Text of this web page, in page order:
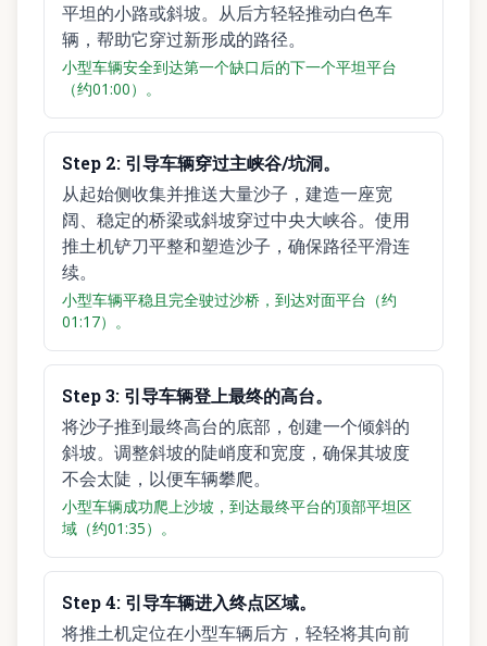
平坦的小路或斜坡。从后方轻轻推动白色车
辆，帮助它穿过新形成的路径。
小型车辆安全到达第一个缺口后的下一个平坦平台
（约01:00）。
Step 2: 引导车辆穿过主峡谷/坑洞。
从起始侧收集并推送大量沙子，建造一座宽
阔、稳定的桥梁或斜坡穿过中央大峡谷。使用
推土机铲刀平整和塑造沙子，确保路径平滑连
续。
小型车辆平稳且完全驶过沙桥，到达对面平台（约
01:17）。
Step3: 引导车辆登上最终的高台。
将沙子推到最终高台的底部，创建一个倾斜的
斜坡。调整斜坡的陡峭度和宽度，确保其坡度
不会太陡，以便车辆攀爬。
小型车辆成功爬上沙坡，到达最终平台的顶部平坦区
域（约01:35）。
Step4: 引导车辆进入终点区域。
将推土机定位在小型车辆后方，轻轻将其向前